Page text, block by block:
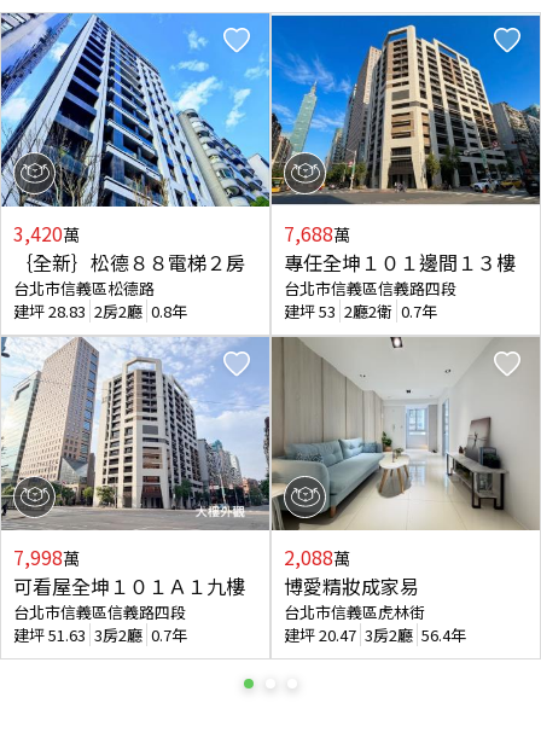
3,420萬
｛全新｝松德８８電梯２房
台北市信義區松德路
建坪28.83 2房2廳 0.8年
7,998萬
可看屋全坤１０１Ａ１九樓
台北市信義區信義路四段
建坪51.63 3房2廳 0.7年
7,688萬
專任全坤１０１邊間１３樓
台北市信義區信義路四段
建坪53 2廳2衛 0.7年
2,088萬
博愛精妝成家易
台北市信義區虎林街
建坪20.47 3房2廳 56.4年